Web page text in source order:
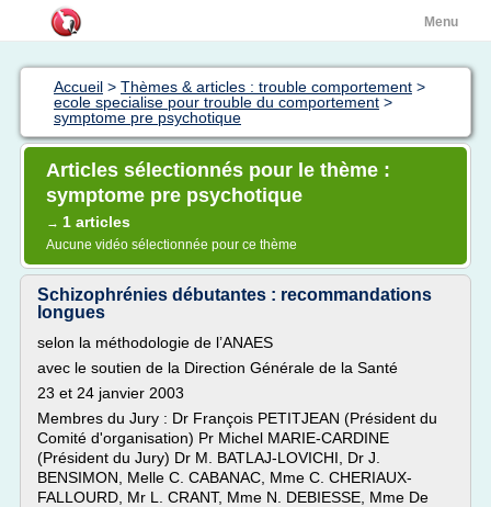
Menu
Accueil > Thèmes & articles : trouble comportement >
ecole specialise pour trouble du comportement >
symptome pre psychotique
Articles sélectionnés pour le thème :
symptome pre psychotique
→ 1 articles
Aucune vidéo sélectionnée pour ce thème
Schizophrénies débutantes : recommandations
longues
selon la méthodologie de l’ANAES
avec le soutien de la Direction Générale de la Santé
23 et 24 janvier 2003
Membres du Jury : Dr François PETITJEAN (Président du
Comité d'organisation) Pr Michel MARIE-CARDINE
(Président du Jury) Dr M. BATLAJ-LOVICHI, Dr J.
BENSIMON, Melle C. CABANAC, Mme C. CHERIAUX-
FALLOURD, Mr L. CRANT, Mme N. DEBIESSE, Mme De